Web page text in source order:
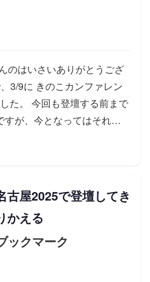
のはいさいありがとうござ
3/9に きのこカンファレン
た。 今回も登壇する前まで
すが、今となってはそれ…
古屋2025で登壇してき
かえる